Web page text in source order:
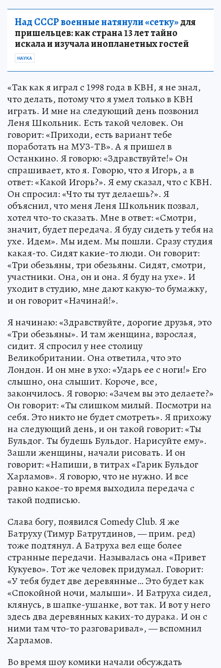
Над СССР военные натянули «сетку»для
пришельцев: как страна 13 лет тайно
искала и изучала инопланетных гостей
НАУКА
«Так как я играл с 1998 года в КВН, я не знал,
что делать, потому что я умел только в КВН
играть. И мне на следующий день позвонил
Леня Школьник. Есть такой человек. Он
говорит: «Приходи, есть вариант тебе
поработать на МУЗ-ТВ». А я пришел в
Останкино. Я говорю: «Здравствуйте!» Он
спрашивает, кто я. Говорю, что я Игорь, а в
ответ: «Какой Игорь?». Я ему сказал, что с КВН.
Он спросил: «Что ты тут делаешь?». Я
объяснил, что меня Леня Школьник позвал,
хотел что-то сказать. Мне в ответ: «Смотри,
значит, будет передача. Я буду сидеть у тебя на
ухе. Идем». Мы идем. Мы пошли. Сразу студия
какая-то. Сидят какие-то люди. Он говорит:
«Три обезьяны, три обезьяны. Сидят, смотри,
участники. Она, он и она. Я буду на ухе». И
уходит в студию, мне дают какую-то бумажку,
и он говорит «Начинай!».
Я начинаю: «Здравствуйте, дорогие друзья, это
«Три обезьяны». И там женщина, взрослая,
сидит. Я спросил у нее столицу
Великобритании. Она ответила, что это
Лондон. И он мне в ухо: «Ударь ее с ноги!» Его
слышно, она слышит. Короче, все,
закончилось. Я говорю: «Зачем вы это делаете?»
Он говорит: «Ты слишком милый. Посмотри на
себя. Это никто не будет смотреть». Я прихожу
на следующий день, и он такой говорит: «Ты
Бульдог. Ты будешь Бульдог. Нарисуйте ему».
Зашли женщины, начали рисовать. И он
говорит: «Напиши, в титрах «Гарик Бульдог
Харламов». Я говорю, что не нужно. И все
равно какое-то время выходила передача с
такой подписью.
Слава богу, появился Comedy Club. Я же
Батруху (Тимур Батрутдинов, — прим. ред)
тоже подтянул. А Батруха вел еще более
странные передачи. Называлась она «Привет
Кукуево». Тот же человек придумал. Говорит:
«У тебя будет две деревянные… Это будет как
«Спокойной ночи, малыши». И Батруха сидел,
клянусь, в шапке-ушанке, вот так. И вот у него
здесь два деревянных каких-то дурака. И он с
ними там что-то разговаривал», — вспомнил
Харламов.
Во время шоу комики начали обсуждать